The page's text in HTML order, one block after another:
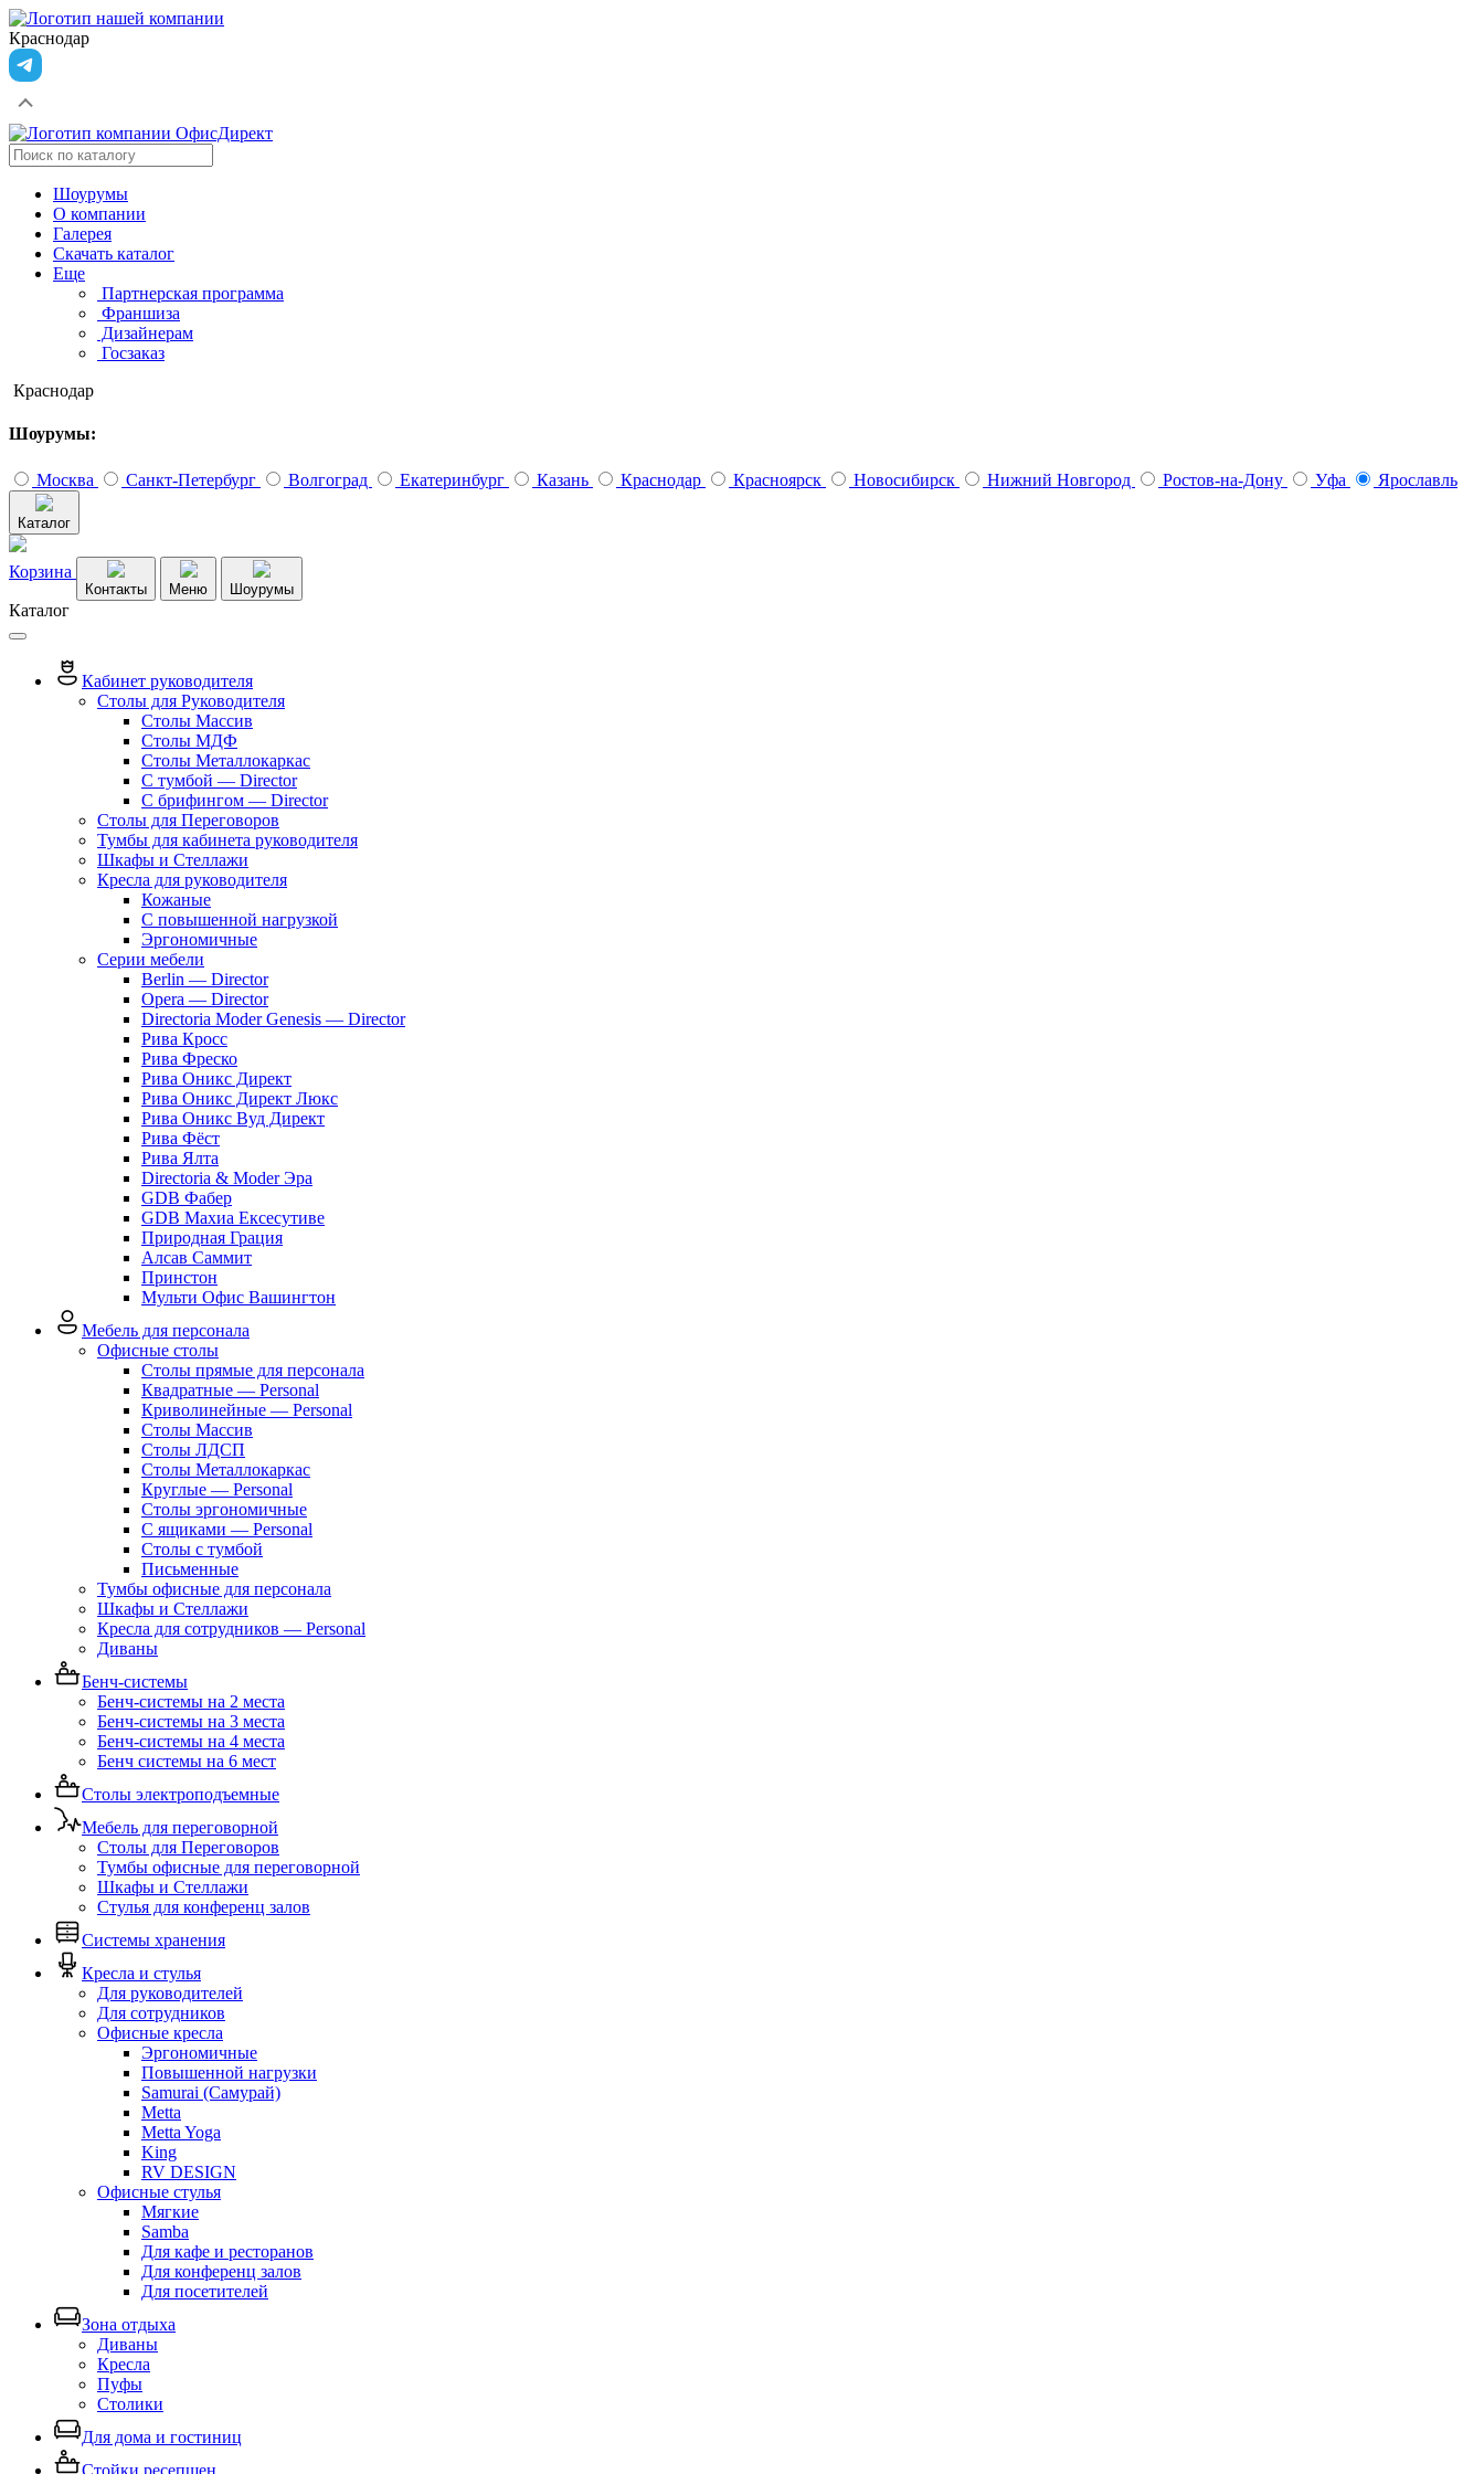
Краснодар
Шоурумы
О компании
Галерея
Скачать каталог
Еще
Партнерская программа
Франшиза
Дизайнерам
Госзаказ
Краснодар
Шоурумы:
Москва Санкт-Петербург Волгоград Екатеринбург Казань Краснодар Красноярск Новосибирск Нижний Новгород Ростов-на-Дону Уфа Ярославль
Каталог
Корзина
Контакты Меню Шоурумы
Каталог
Кабинет руководителя
Столы для Руководителя
Столы Массив
Столы МДФ
Столы Металлокаркас
С тумбой — Director
C брифингом — Director
Столы для Переговоров
Тумбы для кабинета руководителя
Шкафы и Стеллажи
Кресла для руководителя
Кожаные
С повышенной нагрузкой
Эргономичные
Серии мебели
Berlin — Director
Opera — Director
Directoria Moder Genesis — Director
Рива Кросс
Рива Фреско
Рива Оникс Директ
Рива Оникс Директ Люкс
Рива Оникс Вуд Директ
Рива Фёст
Рива Ялта
Directoria & Moder Эра
GDB Фабер
GDB Махиа Ексесутиве
Природная Грация
Алсав Саммит
Принстон
Мульти Офис Вашингтон
Мебель для персонала
Офисные столы
Столы прямые для персонала
Квадратные — Personal
Криволинейные — Personal
Столы Массив
Столы ЛДСП
Столы Металлокаркас
Круглые — Personal
Столы эргономичные
С ящиками — Personal
Столы с тумбой
Письменные
Тумбы офисные для персонала
Шкафы и Стеллажи
Кресла для сотрудников — Personal
Диваны
Бенч-системы
Бенч-системы на 2 места
Бенч-системы на 3 места
Бенч-системы на 4 места
Бенч системы на 6 мест
Столы электроподъемные
Мебель для переговорной
Столы для Переговоров
Тумбы офисные для переговорной
Шкафы и Стеллажи
Стулья для конференц залов
Системы хранения
Кресла и стулья
Для руководителей
Для сотрудников
Офисные кресла
Эргономичные
Повышенной нагрузки
Samurai (Самурай)
Metta
Metta Yoga
King
RV DESIGN
Офисные стулья
Мягкие
Samba
Для кафе и ресторанов
Для конференц залов
Для посетителей
Зона отдыха
Диваны
Кресла
Пуфы
Столики
Для дома и гостиниц
Стойки ресепшен